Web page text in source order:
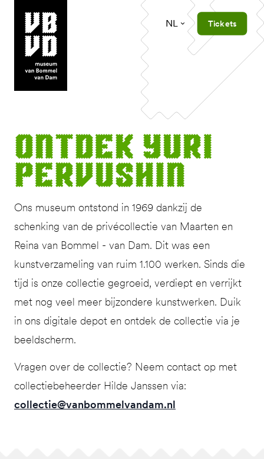
museum van Bommel van Dam
NL Tickets
Ont­dek Yuri
Pervushin
Ons museum ontstond in 1969 dankzij de
schenking van de privécollectie van Maarten en
Reina van Bommel - van Dam. Dit was een
kunstverzameling van ruim 1.100 werken. Sinds die
tijd is onze collectie gegroeid, verdiept en verrijkt
met nog veel meer bijzondere kunstwerken. Duik
in ons digitale depot en ontdek de collectie via je
beeldscherm.
Vragen over de collectie? Neem contact op met
collectiebeheerder Hilde Janssen via:
collectie@vanbommelvandam.nl